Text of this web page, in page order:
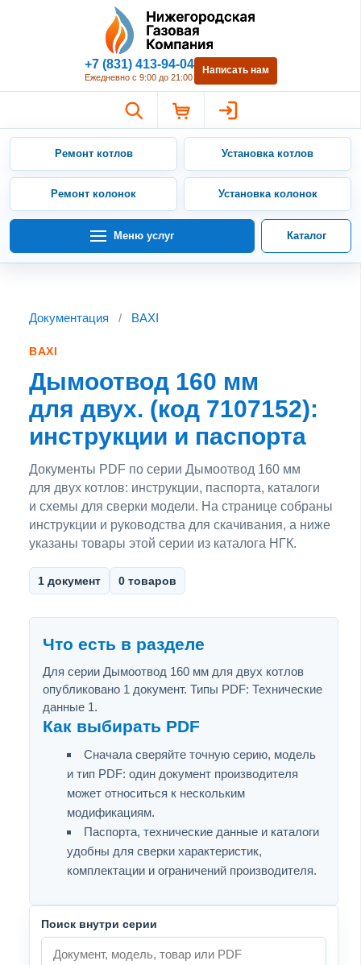
Нижегородская Газовая
+7 (831) 413-94-04
Ежедневно с 9:00 до 21:00
Написать нам
Ремонт котлов Установка котлов
Ремонт колонок Установка колонок
Меню услуг Каталог
Документация / BAXI
BAXI
Дымоотвод 160 мм
для двух. (код 7107152):
инструкции и паспорта
Документы PDF по серии Дымоотвод 160 мм
для двух котлов: инструкции, паспорта, каталоги
и схемы для сверки модели. На странице собраны
инструкции и руководства для скачивания, а ниже
указаны товары этой серии из каталога НГК.
1 документ 0 товаров
Что есть в разделе
Для серии Дымоотвод 160 мм для двух котлов
опубликовано 1 документ. Типы PDF: Технические
данные 1.
Как выбирать PDF
Сначала сверяйте точную серию, модель
и тип PDF: один документ производителя
может относиться к нескольким
модификациям.
Паспорта, технические данные и каталоги
удобны для сверки характеристик,
комплектации и ограничений производителя.
Поиск внутри серии